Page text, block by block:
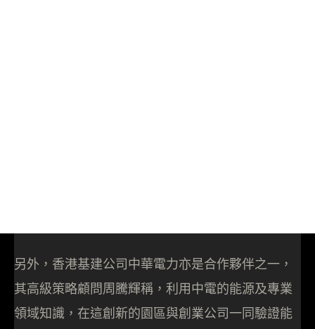
另外，香港基建公司中華電力亦是合作夥伴之一，
其高級策略顧問周騰輝稱，利用中電的能源及專業
領域知識，在這創新的園區與創業公司一同驗證能